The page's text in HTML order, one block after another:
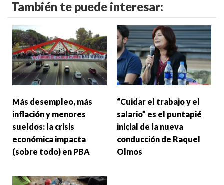
También te puede interesar:
Más desempleo, más
inflación y menores
sueldos: la crisis
económica impacta
(sobre todo) en PBA
“Cuidar el trabajo y el
salario” es el puntapié
inicial de la nueva
conducción de Raquel
Olmos